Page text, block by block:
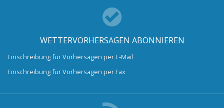
WETTERVORHERSAGEN ABONNIEREN
Einschreibung für Vorhersagen per E-Mail
Einschreibung für Vorhersagen per Fax